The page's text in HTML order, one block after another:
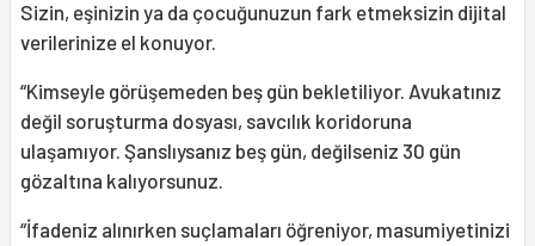
Sizin, eşinizin ya da çocuğunuzun fark etmeksizin dijital
verilerinize el konuyor.
“Kimseyle görüşemeden beş gün bekletiliyor. Avukatınız
değil soruşturma dosyası, savcılık koridoruna
ulaşamıyor. Şanslıysanız beş gün, değilseniz 30 gün
gözaltına kalıyorsunuz.
“İfadeniz alınırken suçlamaları öğreniyor, masumiyetinizi